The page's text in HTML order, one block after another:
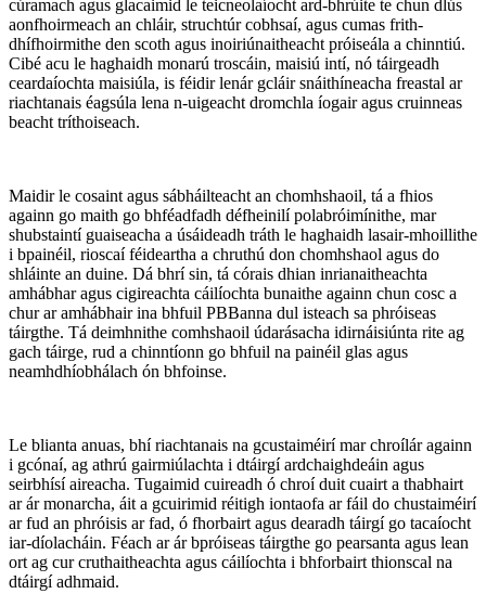
cúramach agus glacaimid le teicneolaíocht ard-bhrúite te chun dlús
aonfhoirmeach an chláir, struchtúr cobhsaí, agus cumas frith-
dhífhoirmithe den scoth agus inoiriúnaitheacht próiseála a chinntiú.
Cibé acu le haghaidh monarú troscáin, maisiú intí, nó táirgeadh
ceardaíochta maisiúla, is féidir lenár gcláir snáithíneacha freastal ar
riachtanais éagsúla lena n-uigeacht dromchla íogair agus cruinneas
beacht tríthoiseach.
Maidir le cosaint agus sábháilteacht an chomhshaoil, tá a fhios
againn go maith go bhféadfadh défheinilí polabróimínithe, mar
shubstaintí guaiseacha a úsáideadh tráth le haghaidh lasair-mhoillithe
i bpainéil, rioscaí féideartha a chruthú don chomhshaol agus do
shláinte an duine. Dá bhrí sin, tá córais dhian inrianaitheachta
amhábhar agus cigireachta cáilíochta bunaithe againn chun cosc a
chur ar amhábhair ina bhfuil PBBanna dul isteach sa phróiseas
táirgthe. Tá deimhnithe comhshaoil údarásacha idirnáisiúnta rite ag
gach táirge, rud a chinntíonn go bhfuil na painéil glas agus
neamhdhíobhálach ón bhfoinse.
Le blianta anuas, bhí riachtanais na gcustaiméirí mar chroílár againn
i gcónaí, ag athrú gairmiúlachta i dtáirgí ardchaighdeáin agus
seirbhísí aireacha. Tugaimid cuireadh ó chroí duit cuairt a thabhairt
ar ár monarcha, áit a gcuirimid réitigh iontaofa ar fáil do chustaiméirí
ar fud an phróisis ar fad, ó fhorbairt agus dearadh táirgí go tacaíocht
iar-díolacháin. Féach ar ár bpróiseas táirgthe go pearsanta agus lean
ort ag cur cruthaitheachta agus cáilíochta i bhforbairt thionscal na
dtáirgí adhmaid.